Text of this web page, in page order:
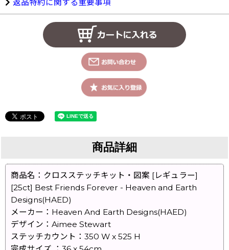
返品特約に関する重要事項
商品詳細
商品名：クロスステッチキット・図案 [レギュラー]
[25ct] Best Friends Forever - Heaven and Earth
Designs(HAED)
メーカー：Heaven And Earth Designs(HAED)
デザイン：Aimee Stewart
ステッチカウント：350 W x 525 H